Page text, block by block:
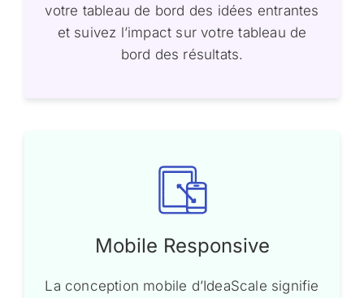
votre tableau de bord des idées entrantes
et suivez l’impact sur votre tableau de
bord des résultats.
Mobile Responsive
La conception mobile d’IdeaScale signifie